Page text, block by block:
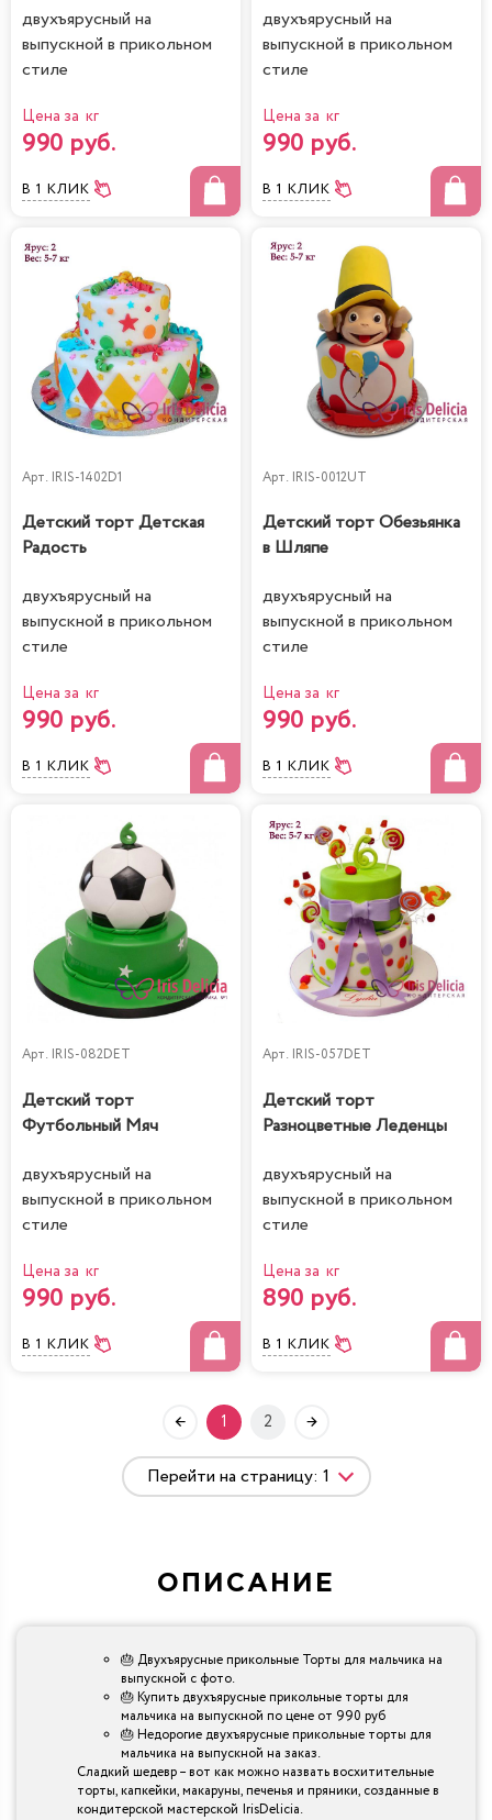
двухъярусный на
выпускной в прикольном
стиле
Цена за кг
990 руб.
В 1 КЛИК
двухъярусный на
выпускной в прикольном
стиле
Цена за кг
990 руб.
В 1 КЛИК
Арт. IRIS-1402D1
Детский торт Детская
Радость
двухъярусный на
выпускной в прикольном
стиле
Цена за кг
990 руб.
В 1 КЛИК
Арт. IRIS-0012UT
Детский торт Обезьянка
в Шляпе
двухъярусный на
выпускной в прикольном
стиле
Цена за кг
990 руб.
В 1 КЛИК
Арт. IRIS-082DET
Детский торт
Футбольный Мяч
двухъярусный на
выпускной в прикольном
стиле
Цена за кг
990 руб.
В 1 КЛИК
Арт. IRIS-057DET
Детский торт
Разноцветные Леденцы
двухъярусный на
выпускной в прикольном
стиле
Цена за кг
890 руб.
В 1 КЛИК
1 2
ОПИСАНИЕ
🎂 Двухъярусные прикольные Торты для мальчика на
выпускной с фото.
🎂 Купить двухъярусные прикольные торты для
мальчика на выпускной по цене от 990 руб
🎂 Недорогие двухъярусные прикольные торты для
мальчика на выпускной на заказ.
Сладкий шедевр – вот как можно назвать восхитительные
торты, капкейки, макаруны, печенья и пряники, созданные в
кондитерской мастерской IrisDelicia.